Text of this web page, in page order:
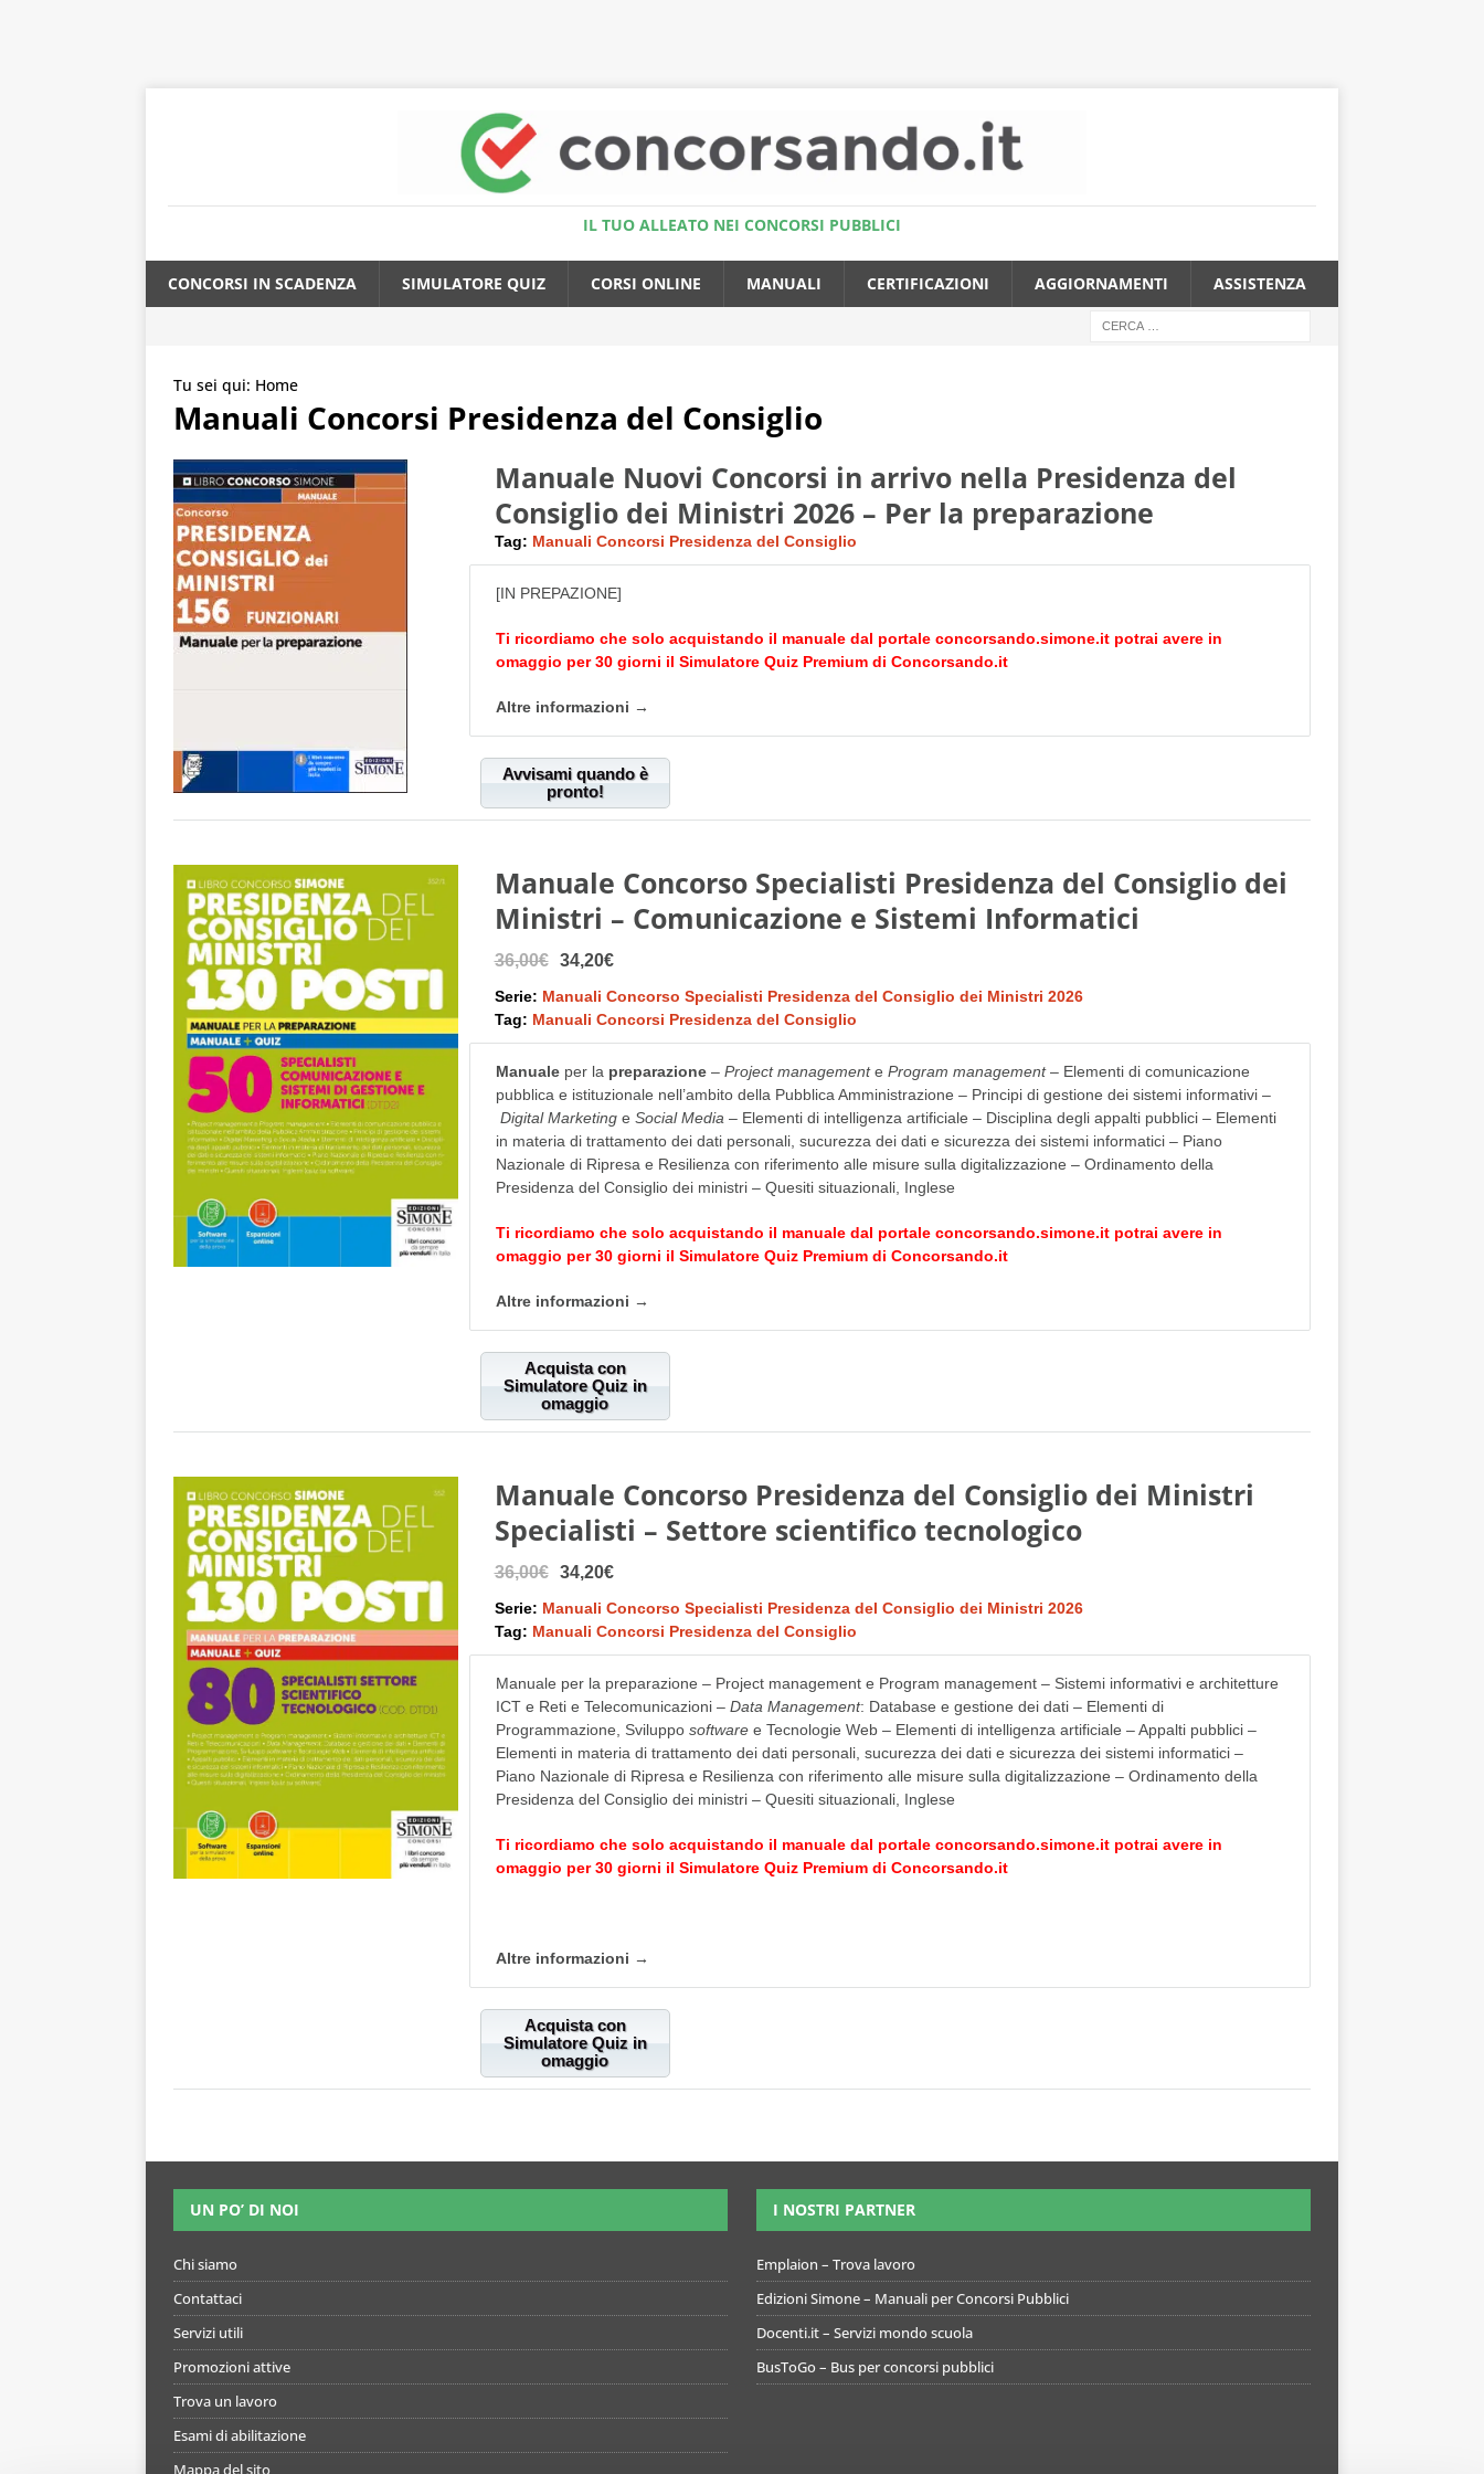
IL TUO ALLEATO NEI CONCORSI PUBBLICI
CONCORSI IN SCADENZA SIMULATORE QUIZ CORSI ONLINE MANUALI CERTIFICAZIONI AGGIORNAMENTI ASSISTENZA
Tu sei qui: Home
Manuali Concorsi Presidenza del Consiglio
Manuale Nuovi Concorsi in arrivo nella Presidenza del
Consiglio dei Ministri 2026 – Per la preparazione
Tag: Manuali Concorsi Presidenza del Consiglio
[IN PREPAZIONE]
Ti ricordiamo che solo acquistando il manuale dal portale concorsando.simone.itpotrai avere in
omaggio per 30 giorni il Simulatore Quiz Premium di Concorsando.it
Altre informazioni →
Avvisami quando è
pronto!
Manuale Concorso Specialisti Presidenza del Consiglio dei
Ministri – Comunicazione e Sistemi Informatici
36,00€ 34,20€
Serie: Manuali Concorso Specialisti Presidenza del Consiglio dei Ministri 2026
Tag: Manuali Concorsi Presidenza del Consiglio
Manualeper la preparazione – Project managemente Program management– Elementi di comunicazione
pubblica e istituzionale nell’ambito della Pubblica Amministrazione – Principi di gestione dei sistemi informativi –
Digital Marketinge Social Media– Elementi di intelligenza artificiale – Disciplina degli appalti pubblici – Elementi
in materia di trattamento dei dati personali, sucurezza dei dati e sicurezza dei sistemi informatici – Piano
Nazionale di Ripresa e Resilienza con riferimento alle misure sulla digitalizzazione – Ordinamento della
Presidenza del Consiglio dei ministri – Quesiti situazionali, Inglese
Ti ricordiamo che solo acquistando il manuale dal portale concorsando.simone.itpotrai avere in
omaggio per 30 giorni il Simulatore Quiz Premium di Concorsando.it
Altre informazioni →
Acquista con
Simulatore Quiz in
omaggio
Manuale Concorso Presidenza del Consiglio dei Ministri
Specialisti – Settore scientifico tecnologico
36,00€ 34,20€
Serie: Manuali Concorso Specialisti Presidenza del Consiglio dei Ministri 2026
Tag: Manuali Concorsi Presidenza del Consiglio
Manuale per la preparazione – Project management e Program management – Sistemi informativi e architetture
ICT e Reti e Telecomunicazioni – Data Management: Database e gestione dei dati – Elementi di
Programmazione, Sviluppo softwaree Tecnologie Web – Elementi di intelligenza artificiale – Appalti pubblici –
Elementi in materia di trattamento dei dati personali, sucurezza dei dati e sicurezza dei sistemi informatici –
Piano Nazionale di Ripresa e Resilienza con riferimento alle misure sulla digitalizzazione – Ordinamento della
Presidenza del Consiglio dei ministri – Quesiti situazionali, Inglese
Ti ricordiamo che solo acquistando il manuale dal portale concorsando.simone.itpotrai avere in
omaggio per 30 giorni il Simulatore Quiz Premium di Concorsando.it
Altre informazioni →
Acquista con
Simulatore Quiz in
omaggio
UN PO’ DI NOI
Chi siamo
Contattaci
Servizi utili
Promozioni attive
Trova un lavoro
Esami di abilitazione
Mappa del sito
I NOSTRI PARTNER
Emplaion – Trova lavoro
Edizioni Simone – Manuali per Concorsi Pubblici
Docenti.it – Servizi mondo scuola
BusToGo – Bus per concorsi pubblici